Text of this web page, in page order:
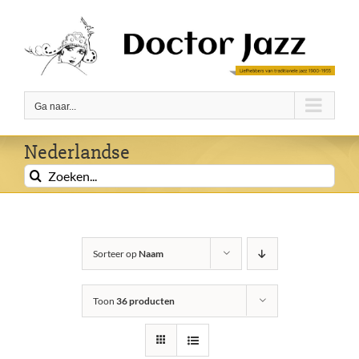
inhoud
Ga naar...
Nederlandse
Zoeken
naar:
Sorteer opNaam
Toon 36 producten